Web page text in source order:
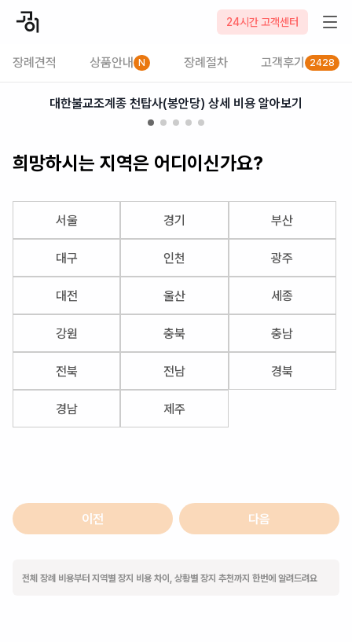
24시간 고객센터
장례견적 상품안내 N 장례절차 고객후기 2428
2026-08-06
대한불교조계종 천탑사(봉안당) 상세 비용 알아보기
희망하시는 지역은 어디이신가요?
서울 경기 부산
대구 인천 광주
대전 울산 세종
강원 충북 충남
전북 전남 경북
경남 제주
이전 다음
전체 장례 비용부터 지역별 장지 비용 차이, 상황별 장지 추천까지 한번에 알려드려요